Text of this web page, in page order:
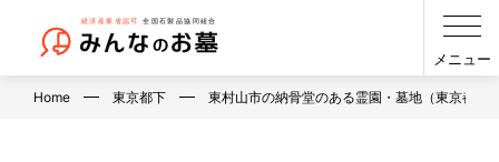
メニュー
Home 東京都下 東村山市の納骨堂のある霊園・墓地（東京都下